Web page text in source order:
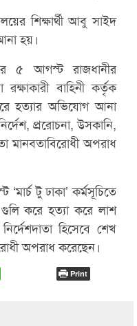
শিক্ষার্থী আবু সাইদ
হয়।
৫ আগস্ট রাজধানীর
বাহিনী কর্তৃক
হত্যার অভিযোগ আনা
প্ররোচনা, উসকানি,
মানবতাবিরোধী অপরাধ
টু ঢাকা’ কর্মসূচিতে
করে হত্যা করে লাশ
হিসেবে শেখ
অপরাধ করেছেন।
Print